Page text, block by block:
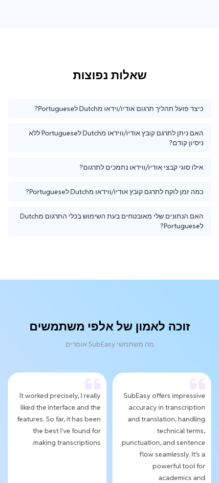
שאלות נפוצות
כיצד פועל תהליך תרגום אודיו/וידאו מDutch לPortuguese?
האם ניתן לתרגם קובץ אודיו/ווידאו מDutch לPortuguese ללא
ניסיון קודם?
אילו סוגי קבצי אודיו/ווידאו נתמכים לתרגום?
כמה זמן לוקח לתרגם קובץ אודיו/ווידאו מDutch לPortuguese?
האם הנתונים שלי מאובטחים בעת השימוש בכלי התרגום מDutch
לPortuguese?
זוכה לאמון של אלפי משתמשים
מה משתמשי SubEasy אומרים
SubEasy offers impressive
accuracy in transcription
and translation, handling
technical terms,
punctuation, and sentence
flow seamlessly. It's a
powerful tool for
academics and
It worked precisely, I really
liked the interface and the
features. So far, it has been
the best I've found for
making transcriptions.